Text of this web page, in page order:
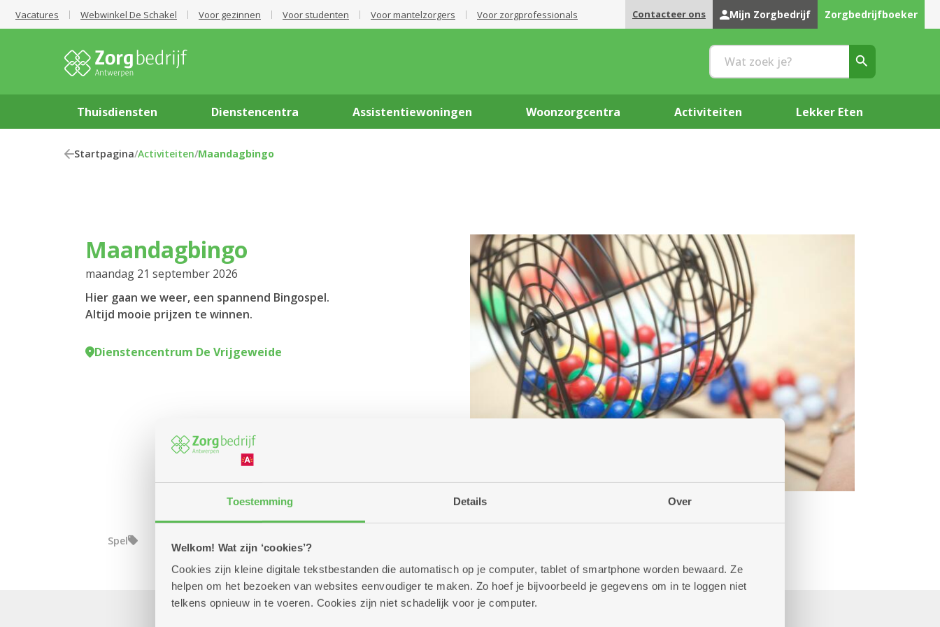
Toestemming Details Over
Welkom! Wat zijn ‘cookies’?
Cookies zijn kleine digitale tekstbestanden die automatisch op je computer, tablet of smartphone worden bewaard. Ze
helpen om het bezoeken van websites eenvoudiger te maken. Zo hoef je bijvoorbeeld je gegevens om in te loggen niet
telkens opnieuw in te voeren. Cookies zijn niet schadelijk voor je computer.
Vacatures Webwinkel De Schakel Voor gezinnen Voor studenten Voor mantelzorgers Voor zorgprofessionals Contacteer ons Mijn Zorgbedrijf Zorgbedrijfboeker
Thuisdiensten Dienstencentra Assistentiewoningen Woonzorgcentra Activiteiten Lekker Eten
Startpagina/Activiteiten/Maandagbingo
Maandagbingo
maandag 21 september 2026
Hier gaan we weer, een spannend Bingospel.
Altijd mooie prijzen te winnen.
Dienstencentrum De Vrijgeweide
Spel